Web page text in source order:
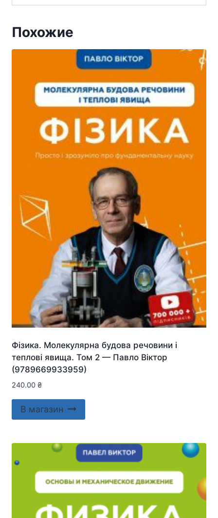
Похожие
Фізика. Молекулярна будова речовини і
теплові явища. Том 2 — Павло Віктор
(9789669933959)
240.00 ₴
В магазин